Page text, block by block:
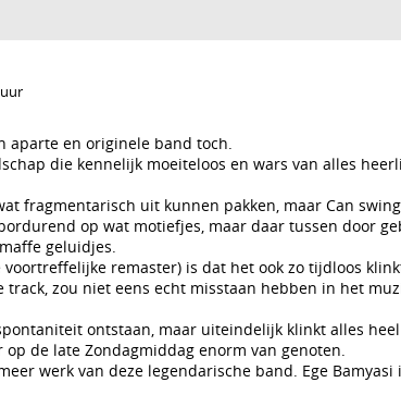
aparte en originele band toch.
die kennelijk moeiteloos en wars van alles
fragmentarisch uit kunnen pakken, maar Can
op wat motiefjes, maar daar tussen door
geluidjes.
remaster) is dat het ook zo tijdloos
zou niet eens echt misstaan hebben in het
ontstaan, maar uiteindelijk klinkt alles
de late Zondagmiddag enorm van genoten.
werk van deze legendarische band. Ege Bamyasi